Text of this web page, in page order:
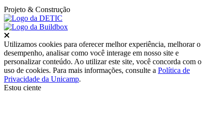
Projeto & Construção
Utilizamos cookies para oferecer melhor experiência, melhorar o
desempenho, analisar como você interage em nosso site e
personalizar conteúdo. Ao utilizar este site, você concorda com o
uso de cookies. Para mais informações, consulte a Política de
Privacidade da Unicamp.
Estou ciente